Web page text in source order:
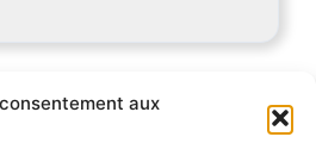
aux
nous ?